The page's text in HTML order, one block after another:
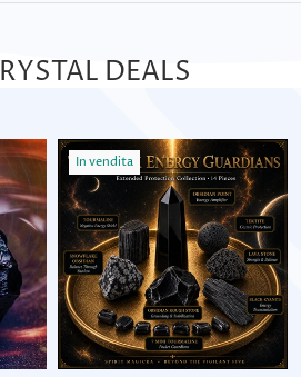
DEALS
In vendita